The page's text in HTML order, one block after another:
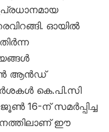
ഓയിൽ
ആൻഡ്
കെ.പി.സി
16-ന് സമർപ്പിച്ച
ഈ